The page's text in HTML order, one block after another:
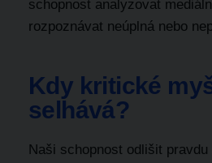
schopnost analyzovat
rozpoznávat neúplná nebo
Kdy kritické
selhává?
Naši schopnost odlišit